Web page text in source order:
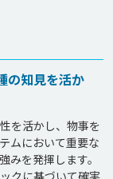
の知見を活か
を活かし、物事を
ムにおいて重要な
みを発揮します。
クに基づいて確実